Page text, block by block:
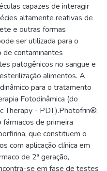
capazes de interagir
altamente reativas de
e outras formas
ser utilizada para o
de contaminantes
patogênicos no sangue e
alimentos. A
para o tratamento
Fotodinâmica (do
Therapy - PDT).Photofrin®,
de primeira
que constituem o
com aplicação clínica em
de 2ª geração,
se em fase de testes